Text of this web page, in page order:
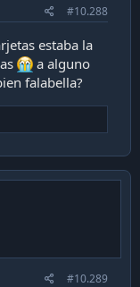
#10.288
estaba la
a alguno
falabella?
#10.289